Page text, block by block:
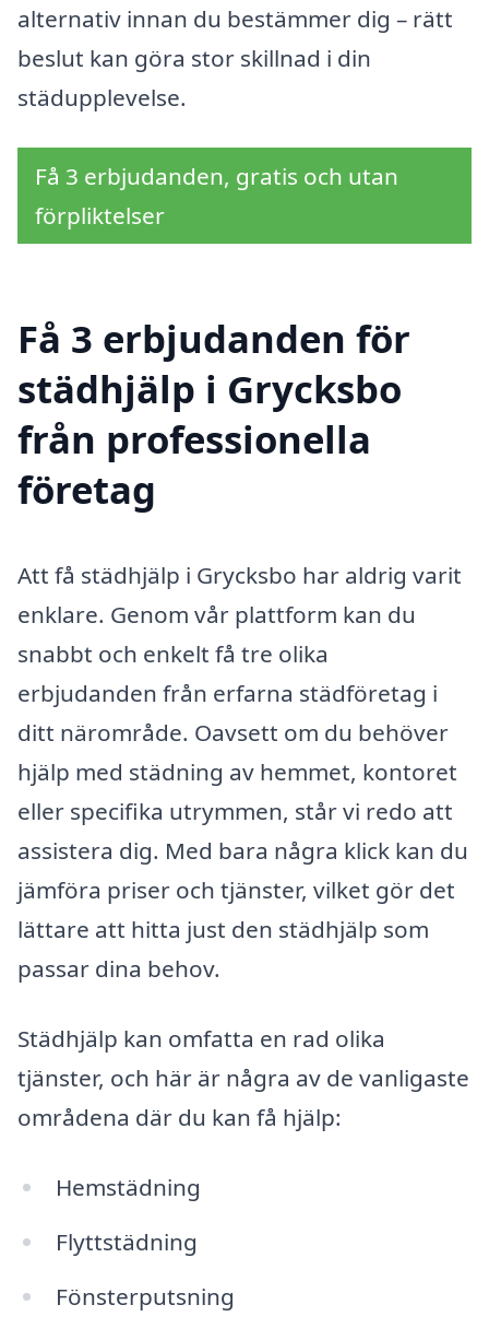
alternativ innan du bestämmer dig – rätt
beslut kan göra stor skillnad i din
städupplevelse.
Få 3 erbjudanden, gratis och utan
förpliktelser
Få 3 erbjudanden för
städhjälp i Grycksbo
från professionella
företag
Att få städhjälp i Grycksbo har aldrig varit
enklare. Genom vår plattform kan du
snabbt och enkelt få tre olika
erbjudanden från erfarna städföretag i
ditt närområde. Oavsett om du behöver
hjälp med städning av hemmet, kontoret
eller specifika utrymmen, står vi redo att
assistera dig. Med bara några klick kan du
jämföra priser och tjänster, vilket gör det
lättare att hitta just den städhjälp som
passar dina behov.
Städhjälp kan omfatta en rad olika
tjänster, och här är några av de vanligaste
områdena där du kan få hjälp:
Hemstädning
Flyttstädning
Fönsterputsning